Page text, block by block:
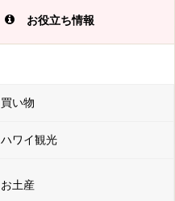
お役立ち情報
買い物
ハワイ観光
お土産